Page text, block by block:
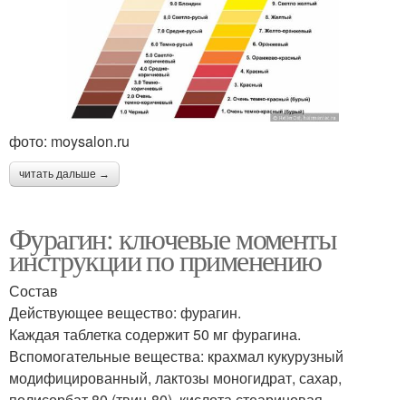
фото: moysalon.ru
читать дальше →
Фурагин: ключевые моменты
инструкции по применению
Состав
Действующее вещество: фурагин.
Каждая таблетка содержит 50 мг фурагина.
Вспомогательные вещества: крахмал кукурузный
модифицированный, лактозы моногидрат, сахар,